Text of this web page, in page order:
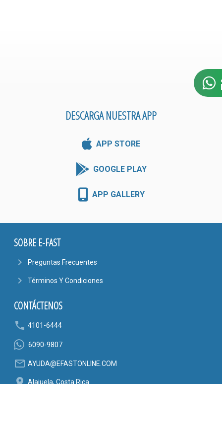
DESCARGA NUESTRA APP
APP STORE
GOOGLE PLAY
APP GALLERY
SOBRE E-FAST
navigate_next Preguntas Frecuentes
navigate_next Términos Y Condiciones
CONTÁCTENOS
phone 4101-6444
6090-9807
mail_outline AYUDA@EFASTONLINE.COM
location_on Alajuela, Costa Rica